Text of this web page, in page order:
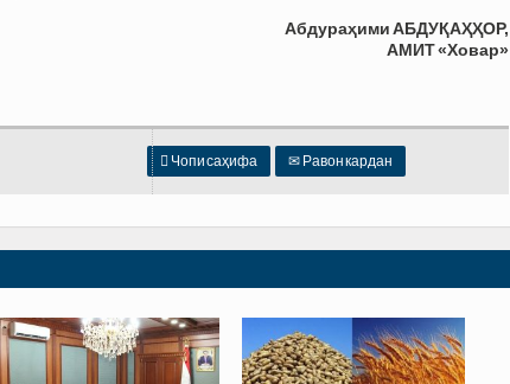
Абдураҳими АБДУҚАҲҲОР,
АМИТ «Ховар»
 Чопи саҳифа ✉ Равон кардан